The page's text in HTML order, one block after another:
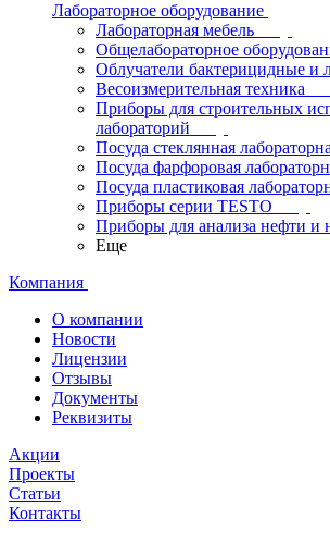
Лабораторное оборудование
Лабораторная мебель
Общелабораторное
Облучатели бактерицидные и
Весоизмерительная техника
Приборы для строительных
лабораторий
Посуда стеклянная
Посуда фарфоровая
Посуда пластиковая
Приборы серии TESTO
Приборы для анализа нефти и
Еще
Компания
О компании
Новости
Лицензии
Отзывы
Документы
Реквизиты
Акции
Проекты
Статьи
Контакты